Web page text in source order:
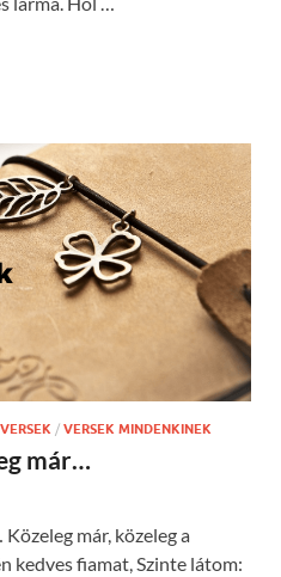
/ VERSEK MINDENKINEK
már…
már, közeleg a
kedves fiamat, Szinte látom: